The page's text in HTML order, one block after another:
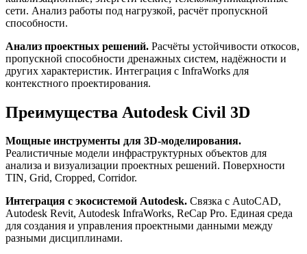
сети. Анализ работы под нагрузкой, расчёт пропускной
способности.
Анализ проектных решений. Расчёты устойчивости откосов,
пропускной способности дренажных систем, надёжности и
других характеристик. Интеграция с InfraWorks для
контекстного проектирования.
Преимущества Autodesk Civil 3D
Мощные инструменты для 3D-моделирования.
Реалистичные модели инфраструктурных объектов для
анализа и визуализации проектных решений. Поверхности
TIN, Grid, Cropped, Corridor.
Интеграция с экосистемой Autodesk. Связка с AutoCAD,
Autodesk Revit, Autodesk InfraWorks, ReCap Pro. Единая среда
для создания и управления проектными данными между
разными дисциплинами.